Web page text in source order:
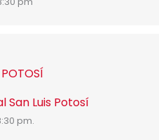
San Luis Potosí
pm.